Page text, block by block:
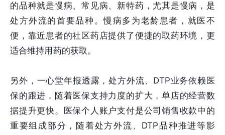
的品种就是慢病、常见病、新特药，尤其是慢病，是
处方外流的首要品种。慢病多为老龄患者，就医不
便，靠近患者的社区药店提供了便捷的取药环境，更
适合维持用药的获取。
另外，一心堂年报透露，处方外流、DTP业务依赖医
保的跟进，随着医保支持力度的扩大，单店的经营数
据提升更快。医保个人账户支付是公司销售收款中的
重要组成部分，随着处方外流、DTP品种推进等影